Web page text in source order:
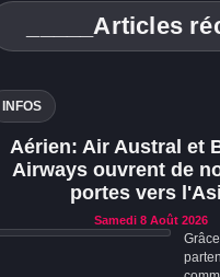
_____Articles
INFOS
Aérien: Air Austral et
Airways ouvrent de
portes vers
Samedi 8 Août 2026